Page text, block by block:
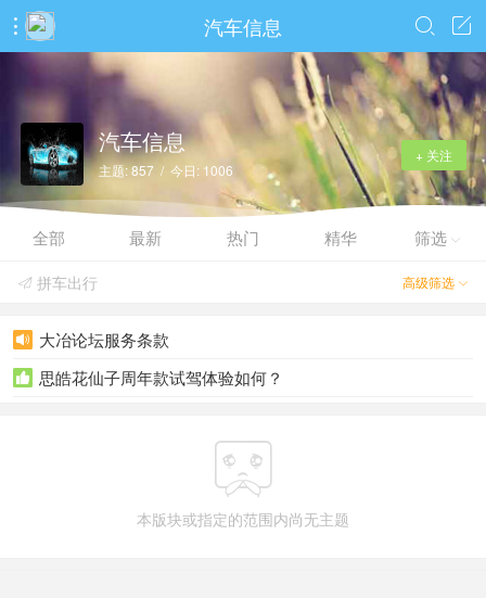
 汽车信息 

+ 关注
汽车信息
主题: 857 / 今日: 1006
全部 最新 热门 精华 筛选 
高级筛选 
 拼车出行
 大冶论坛服务条款
 思皓花仙子周年款试驾体验如何？

本版块或指定的范围内尚无主题